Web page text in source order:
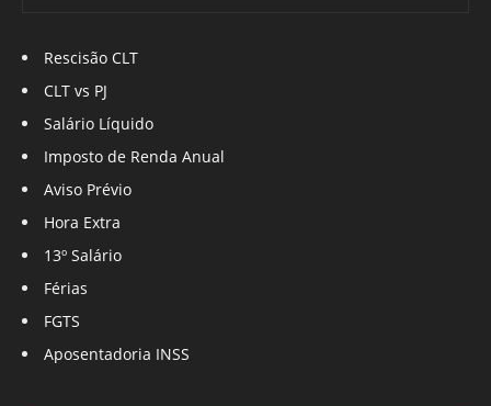
Rescisão CLT
CLT vs PJ
Salário Líquido
Imposto de Renda Anual
Aviso Prévio
Hora Extra
13º Salário
Férias
FGTS
Aposentadoria INSS